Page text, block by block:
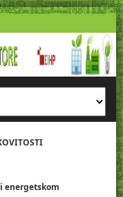
energetskom